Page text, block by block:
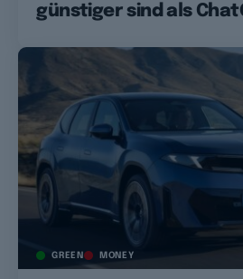
günstiger sind als
GREEN MONEY